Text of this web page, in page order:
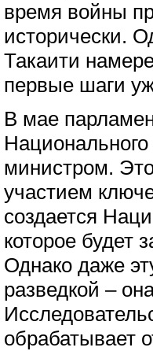
время войны
исторически.
Такаити
первые шаги
В мае
министром.
участием
создается
которое будет
Однако даже
разведкой –
обрабатывает